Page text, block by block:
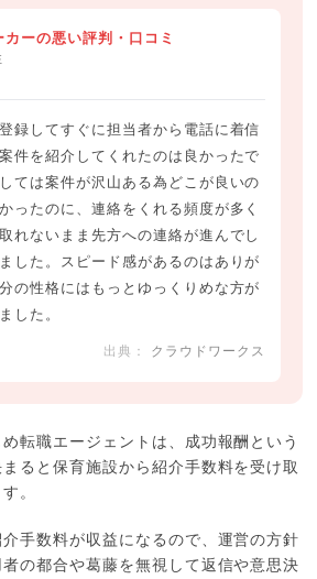
カーの悪い評判・口コミ
録してすぐに担当者から電話に着信
件を紹介してくれたのは良かったで
ては案件が沢山ある為どこが良いの
ったのに、連絡をくれる頻度が多く
れないまま先方への連絡が進んでし
した。スピード感があるのはありが
の性格にはもっとゆっくりめな方が
した。
クラウドワークス
め転職エージェントは、成功報酬という
ると保育施設から紹介手数料を受け取
。
手数料が収益になるので、運営の方針
の都合や葛藤を無視して返信や意思決